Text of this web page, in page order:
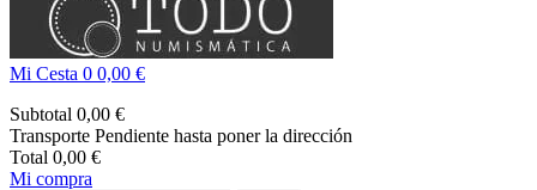
Mi Cesta 0 0,00 €
Subtotal 0,00 €
Transporte Pendiente hasta poner la dirección
Total 0,00 €
Mi compra